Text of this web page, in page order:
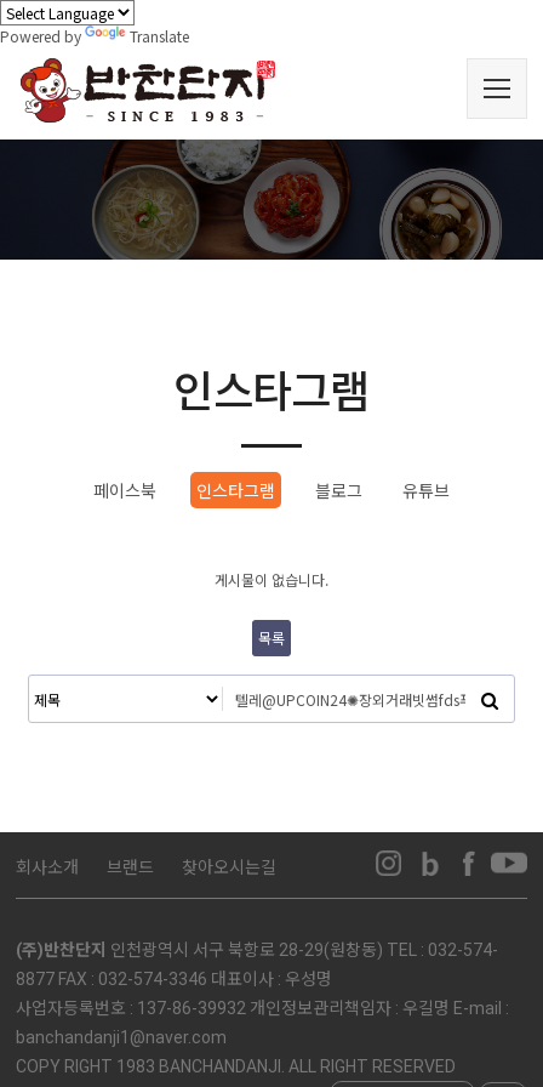
Powered by Translate
인스타그램
페이스북 인스타그램 블로그 유튜브
게시물이 없습니다.
목록
회사소개 브랜드 찾아오시는길
(주)반찬단지 인천광역시 서구 북항로 28-29(원창동) TEL : 032-574-
8877 FAX : 032-574-3346 대표이사 : 우성명
사업자등록번호 : 137-86-39932 개인정보관리책임자 : 우길명 E-mail :
banchandanji1@naver.com
COPY RIGHT 1983 BANCHANDANJI. ALL RIGHT RESERVED